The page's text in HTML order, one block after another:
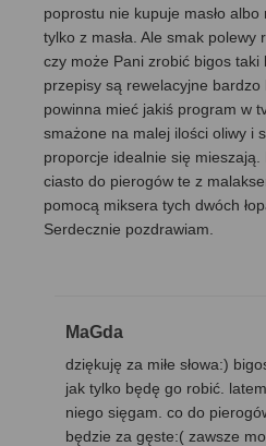
poprostu nie kupuje masło
tylko z masła. Ale smak polewy
czy może Pani zrobić bigos taki
przepisy są rewelacyjne
powinna mieć jakiś program w
smażone na malej ilości oliwy i
proporcje idealnie się
ciasto do pierogów te z
pomocą miksera tych dwóch
Serdecznie pozdrawiam.
MaGda
dziękuję za miłe słowa:)
jak tylko będę go robić.
niego sięgam. co do
będzie za gęste:( zawsze